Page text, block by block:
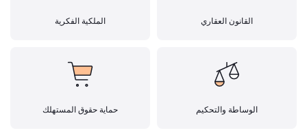
القانون العقاري الملكية الفكرية
الوساطة والتحكيم حماية حقوق المستهلك